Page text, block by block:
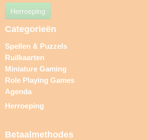
Herroeping
Categorieën
Spellen & Puzzels
Ruilkaarten
Miniature Gaming
Role Playing Games
Agenda
Herroeping
Betaalmethodes